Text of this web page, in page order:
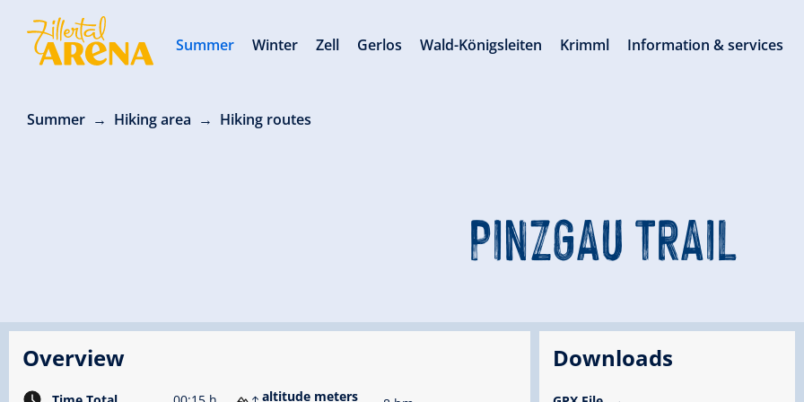
Summer Hiking area Hiking routes
PINZGAU TRAIL
Overview
altitude meters
Downloads
Summer Winter Zell Gerlos Wald-Königsleiten Krimml Information & services